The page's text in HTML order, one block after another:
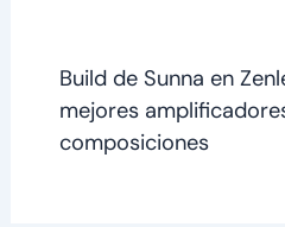
Build de Sunna en
mejores
composiciones